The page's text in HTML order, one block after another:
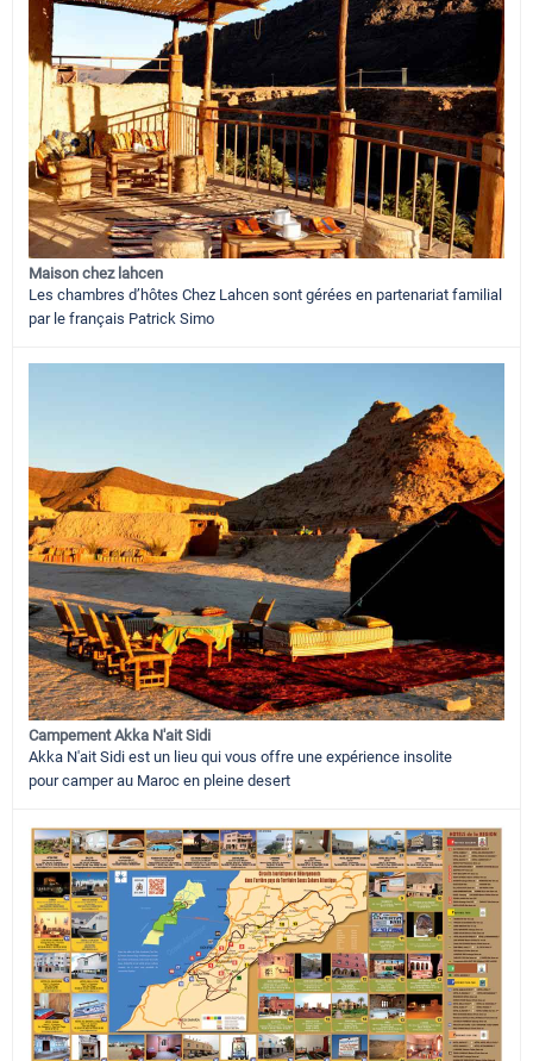
Maison chez lahcen
Les chambres d’hôtes Chez Lahcen sont gérées en partenariat familial
par le français Patrick Simo
Campement Akka N'ait Sidi
Akka N'ait Sidi est un lieu qui vous offre une expérience insolite
pour camper au Maroc en pleine desert